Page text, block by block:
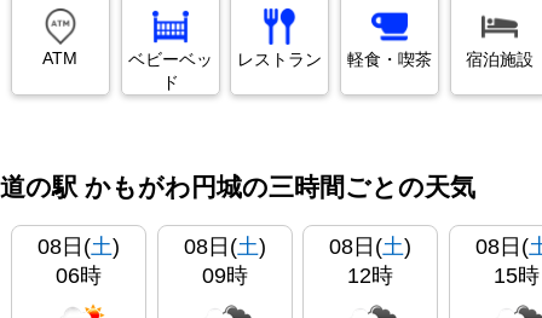
ATM
ベビーベッ
ド
レストラン 軽食・喫茶 宿泊施設
道の駅 かもがわ円城の三時間ごとの天気
08日(土)
06時
08日(土)
09時
08日(土)
12時
08日(
15時